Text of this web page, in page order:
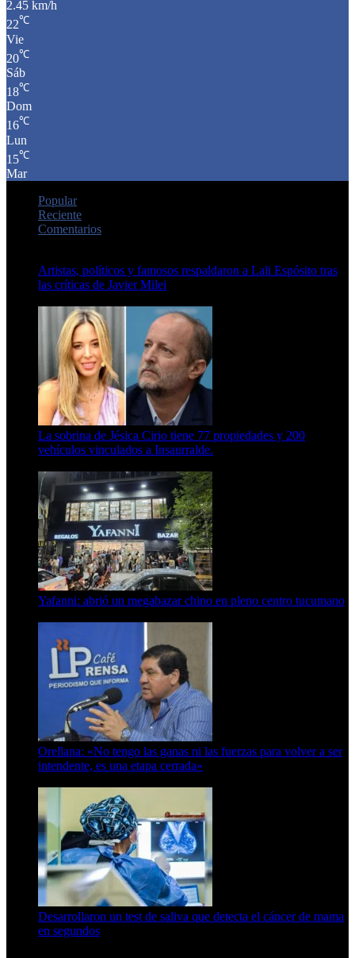
2.45 km/h
22℃
Vie
20℃
Sáb
18℃
Dom
16℃
Lun
15℃
Mar
Popular
Reciente
Comentarios
Artistas, políticos y famosos respaldaron a Lali Espósito tras
las críticas de Javier Milei
La sobrina de Jésica Cirio tiene 77 propiedades y 200
vehículos vinculados a Insaurralde.
Yafanni: abrió un megabazar chino en pleno centro tucumano
Orellana: «No tengo las ganas ni las fuerzas para volver a ser
intendente, es una etapa cerrada»
Desarrollaron un test de saliva que detecta el cáncer de mama
en segundos